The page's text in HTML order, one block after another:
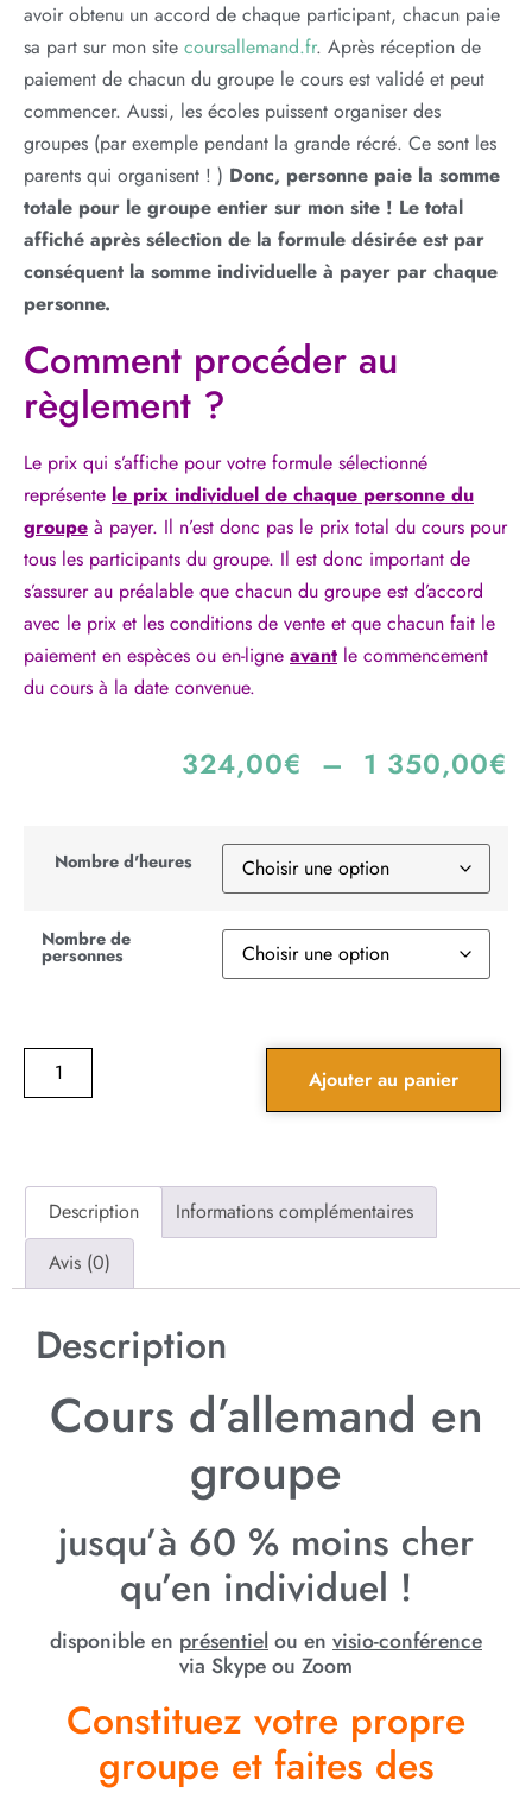
avoir obtenu un accord de chaque participant, chacun paie
sa part sur mon site coursallemand.fr. Après réception de
paiement de chacun du groupe le cours est validé et peut
commencer. Aussi, les écoles puissent organiser des
groupes (par exemple pendant la grande récré. Ce sont les
parents qui organisent ! ) Donc, personne paie la somme
totale pour le groupe entier sur mon site ! Le total
affiché après sélection de la formule désirée est par
conséquent la somme individuelle à payer par chaque
personne.
Comment procéder au
règlement ?
Le prix qui s’affiche pour votre formule sélectionné
représente le prix individuel de chaque personne du
groupe à payer. Il n’est donc pas le prix total du cours pour
tous les participants du groupe. Il est donc important de
s’assurer au préalable que chacun du groupe est d’accord
avec le prix et les conditions de vente et que chacun fait le
paiement en espèces ou en-ligne avant le commencement
du cours à la date convenue.
324,00€ – 1 350,00€
Nombre d'heures
Nombre de
personnes
Ajouter au panier
Description
Informations complémentaires
Avis (0)
Description
Cours d’allemand en
groupe
jusqu’à 60 % moins cher
qu’en individuel !
disponible en présentiel ou en visio-conférence
via Skype ou Zoom
Constituez votre propre
groupe et faites des